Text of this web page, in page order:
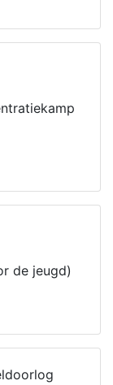
de jeugd)